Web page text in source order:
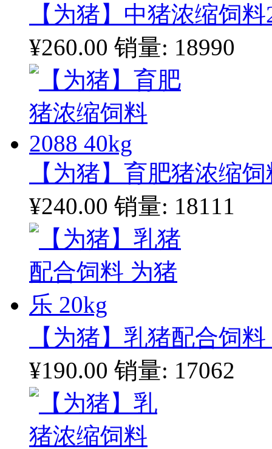
【为猪】中猪浓缩饲
¥260.00 销量: 18990
【为猪】育肥猪浓缩
¥240.00 销量: 18111
【为猪】乳猪配合饲
¥190.00 销量: 17062